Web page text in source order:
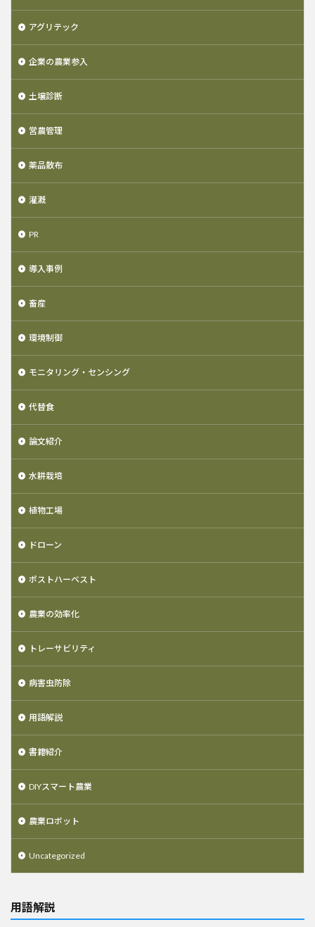
アグリテック
企業の農業参入
土壌診断
営農管理
薬品散布
灌漑
PR
導入事例
畜産
環境制御
モニタリング・センシング
代替食
論文紹介
水耕栽培
植物工場
ドローン
ポストハーベスト
農業の効率化
トレーサビリティ
病害虫防除
用語解説
書籍紹介
DIYスマート農業
農業ロボット
Uncategorized
用語解説